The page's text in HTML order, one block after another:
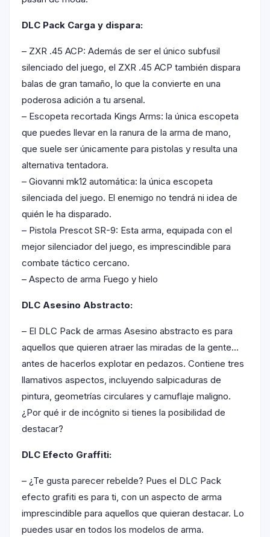
DLC Pack Carga y dispara:
– ZXR .45 ACP: Además de ser el único subfusil
silenciado del juego, el ZXR .45 ACP también dispara
balas de gran tamaño, lo que la convierte en una
poderosa adición a tu arsenal.
– Escopeta recortada Kings Arms: la única escopeta
que puedes llevar en la ranura de la arma de mano,
que suele ser únicamente para pistolas y resulta una
alternativa tentadora.
– Giovanni mk12 automática: la única escopeta
silenciada del juego. El enemigo no tendrá ni idea de
quién le ha disparado.
– Pistola Prescot SR-9: Esta arma, equipada con el
mejor silenciador del juego, es imprescindible para
combate táctico cercano.
– Aspecto de arma Fuego y hielo
DLC Asesino Abstracto:
– El DLC Pack de armas Asesino abstracto es para
aquellos que quieren atraer las miradas de la gente…
antes de hacerlos explotar en pedazos. Contiene tres
llamativos aspectos, incluyendo salpicaduras de
pintura, geometrías circulares y camuflaje maligno.
¿Por qué ir de incógnito si tienes la posibilidad de
destacar?
DLC Efecto Graffiti:
– ¿Te gusta parecer rebelde? Pues el DLC Pack
efecto grafiti es para ti, con un aspecto de arma
imprescindible para aquellos que quieran destacar. Lo
puedes usar en todos los modelos de arma.